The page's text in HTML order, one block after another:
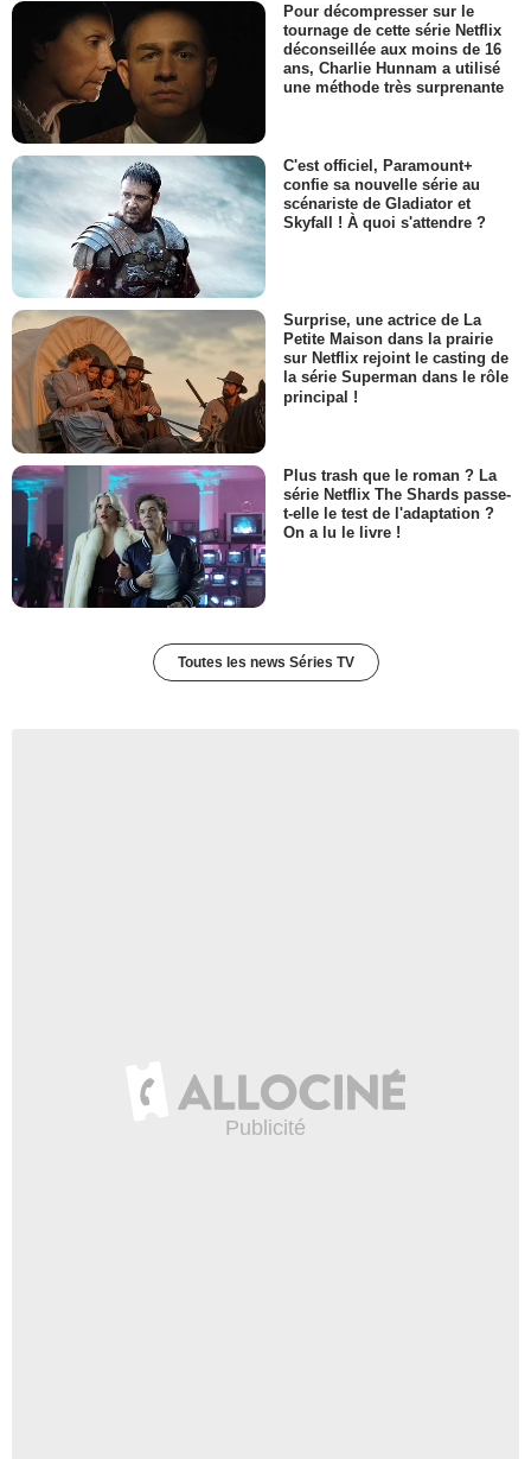
Pour décompresser sur le
tournage de cette série Netflix
déconseillée aux moins de 16
ans, Charlie Hunnam a utilisé
une méthode très surprenante
C'est officiel, Paramount+
confie sa nouvelle série au
scénariste de Gladiator et
Skyfall ! À quoi s'attendre ?
Surprise, une actrice de La
Petite Maison dans la prairie
sur Netflix rejoint le casting de
la série Superman dans le rôle
principal !
Plus trash que le roman ? La
série Netflix The Shards passe-
t-elle le test de l'adaptation ?
On a lu le livre !
Toutes les news Séries TV